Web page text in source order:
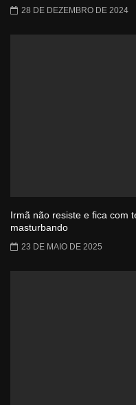
28 DE DEZEMBRO DE 2024
Irmã não resiste e fica com
masturbando
23 DE MAIO DE 2025